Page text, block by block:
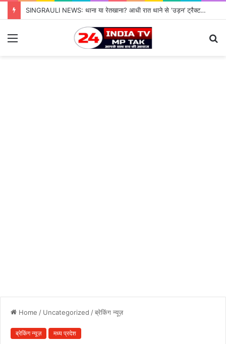
SINGRAULI NEWS: थाना या रेतखाना? आधी रात थाने से ‘उड़न’ ट्रैक्टर, जियावन पुलिस के पहरे में माफिया पास रेत माफिया के आगे नतमस्तक सिस्टम, सुशासन की पोल खोलती जियावन थाने की सनसनीखेज कहानी
Menu
Home / Uncategorized /ब्रेकिंग न्यूज़
ब्रेकिंग न्यूज़ मध्य प्रदेश